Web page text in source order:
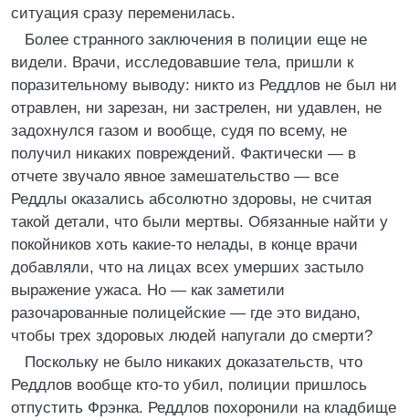
ситуация сразу переменилась.
Более странного заключения в полиции еще не
видели. Врачи, исследовавшие тела, пришли к
поразительному выводу: никто из Реддлов не был ни
отравлен, ни зарезан, ни застрелен, ни удавлен, не
задохнулся газом и вообще, судя по всему, не
получил никаких повреждений. Фактически — в
отчете звучало явное замешательство — все
Реддлы оказались абсолютно здоровы, не считая
такой детали, что были мертвы. Обязанные найти у
покойников хоть какие-то нелады, в конце врачи
добавляли, что на лицах всех умерших застыло
выражение ужаса. Но — как заметили
разочарованные полицейские — где это видано,
чтобы трех здоровых людей напугали до смерти?
Поскольку не было никаких доказательств, что
Реддлов вообще кто-то убил, полиции пришлось
отпустить Фрэнка. Реддлов похоронили на кладбище